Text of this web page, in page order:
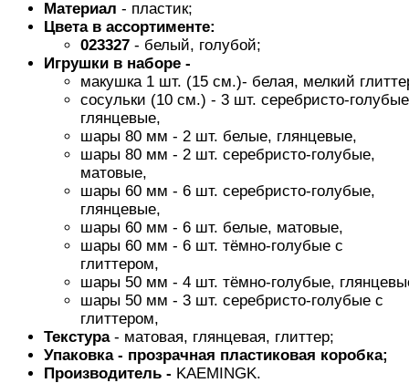
Материал - пластик;
Цвета в ассортименте:
023327 - белый, голубой;
Игрушки в наборе -
макушка 1 шт. (15 см.)- белая, мелкий
сосульки (10 см.) - 3 шт. серебристо-
глянцевые,
шары 80 мм - 2 шт. белые, глянцевые,
шары 80 мм - 2 шт. серебристо-голубые,
матовые,
шары 60 мм - 6 шт. серебристо-голубые,
глянцевые,
шары 60 мм - 6 шт. белые, матовые,
шары 60 мм - 6 шт. тёмно-голубые с
глиттером,
шары 50 мм - 4 шт. тёмно-голубые,
шары 50 мм - 3 шт. серебристо-голубые с
глиттером,
Текстура - матовая, глянцевая, глиттер;
Упаковка - прозрачная пластиковая коробка;
Производитель - KAEMINGK.